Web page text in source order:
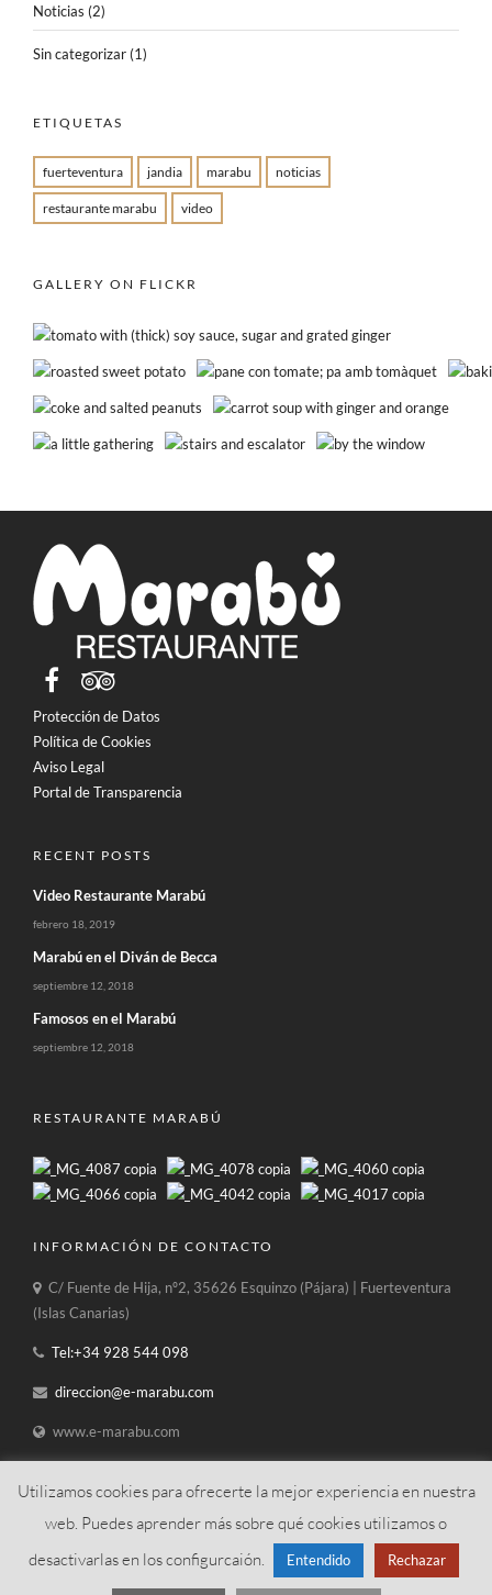
Noticias (2)
Sin categorizar (1)
ETIQUETAS
fuerteventura jandia marabu noticias
restaurante marabu video
GALLERY ON FLICKR
Protección de Datos
Política de Cookies
Aviso Legal
Portal de Transparencia
RECENT POSTS
Video Restaurante Marabú
febrero 18, 2019
Marabú en el Diván de Becca
septiembre 12, 2018
Famosos en el Marabú
septiembre 12, 2018
RESTAURANTE MARABÚ
INFORMACIÓN DE CONTACTO
C/ Fuente de Hija, nº2, 35626 Esquinzo (Pájara) | Fuerteventura
(Islas Canarias)
Tel:+34 928 544 098
direccion@e-marabu.com
www.e-marabu.com
Utilizamos cookies para ofrecerte la mejor experiencia en nuestra
web. Puedes aprender más sobre qué cookies utilizamos o
desactivarlas en los configurcaión.
Entendido Rechazar